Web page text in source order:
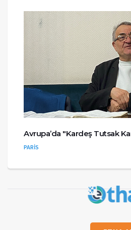
Avrupa’da "Kardeş Tutsak
PARİS